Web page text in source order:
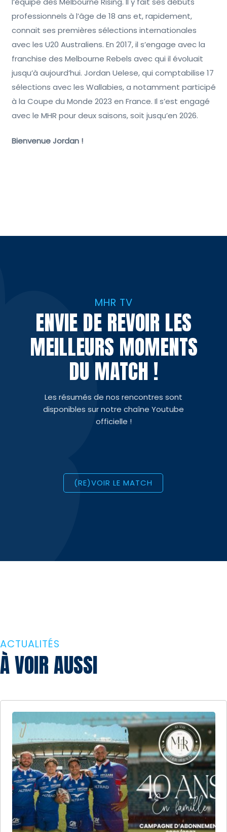
professionnels à l’âge de 18 ans et, rapidement,
connait ses premières sélections internationales
avec les U20 Australiens. En 2017, il s’engage avec la
franchise des Melbourne Rebels avec qui il évoluait
jusqu’à aujourd’hui. Jordan Uelese, qui comptabilise 17
sélections avec les Wallabies, a notamment participé
à la Coupe du Monde 2023 en France. Il s’est engagé
avec le MHR pour deux saisons, soit jusqu’en 2026.
Bienvenue Jordan !
MHR TV
ENVIE DE REVOIR LES
MEILLEURS MOMENTS
DU MATCH !
Les résumés de nos rencontres sont
disponibles sur notre chaîne Youtube
officielle !
(RE)VOIR LE MATCH
ACTUALITÉS
À VOIR AUSSI